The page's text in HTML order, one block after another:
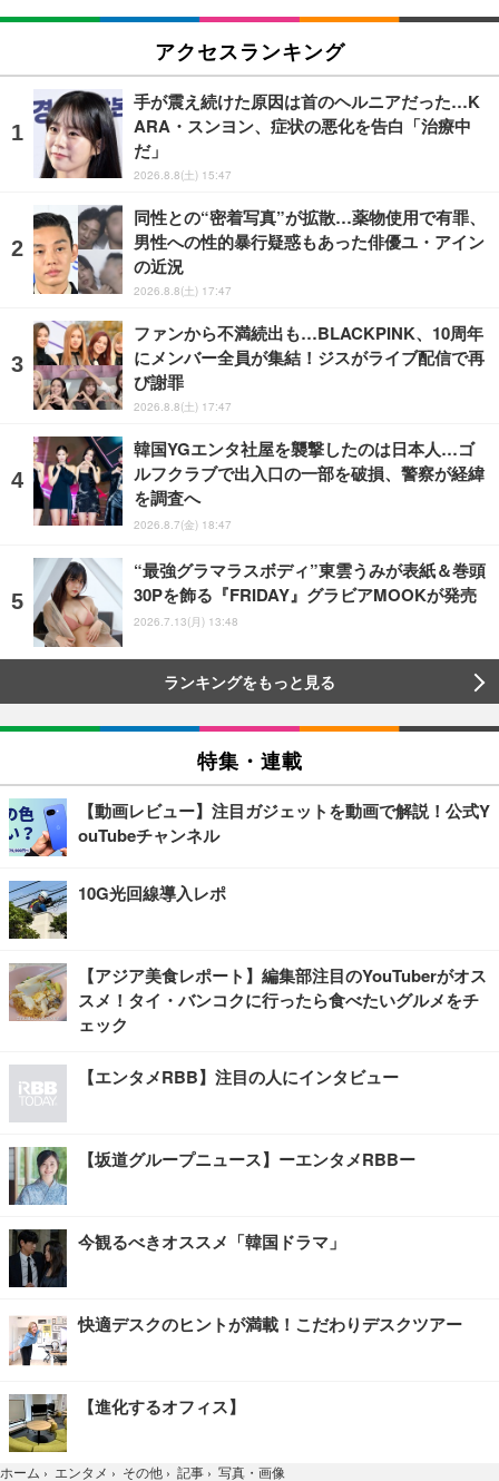
アクセスランキング
手が震え続けた原因は首のヘルニアだった…K
ARA・スンヨン、症状の悪化を告白「治療中
だ」
2026.8.8(土) 15:47
同性との“密着写真”が拡散…薬物使用で有罪、
男性への性的暴行疑惑もあった俳優ユ・アイン
の近況
2026.8.8(土) 17:47
ファンから不満続出も…BLACKPINK、10周年
にメンバー全員が集結！ジスがライブ配信で再
び謝罪
2026.8.8(土) 17:47
韓国YGエンタ社屋を襲撃したのは日本人…ゴ
ルフクラブで出入口の一部を破損、警察が経緯
を調査へ
2026.8.7(金) 18:47
“最強グラマラスボディ”東雲うみが表紙＆巻頭
30Pを飾る『FRIDAY』グラビアMOOKが発売
2026.7.13(月) 13:48
ランキングをもっと見る
特集・連載
【動画レビュー】注目ガジェットを動画で解説！公式Y
ouTubeチャンネル
10G光回線導入レポ
【アジア美食レポート】編集部注目のYouTuberがオス
スメ！タイ・バンコクに行ったら食べたいグルメをチ
ェック
【エンタメRBB】注目の人にインタビュー
【坂道グループニュース】ーエンタメRBBー
今観るべきオススメ「韓国ドラマ」
快適デスクのヒントが満載！こだわりデスクツアー
【進化するオフィス】
ホーム › エンタメ › その他 › 記事 › 写真・画像